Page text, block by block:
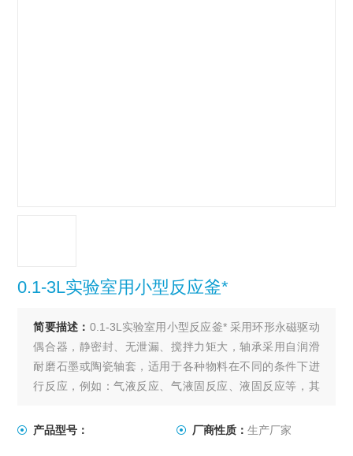
0.1-3L实验室用小型反应釜*
简要描述： 0.1-3L实验室用小型反应釜* 采用环形永磁驱动
偶合器，静密封、无泄漏、搅拌力矩大，轴承采用自润滑
耐磨石墨或陶瓷轴套，适用于各种物料在不同的条件下进
行反应，例如：气液反应、气液固反应、液固反应等，其
产品型号：
厂商性质： 生产厂家